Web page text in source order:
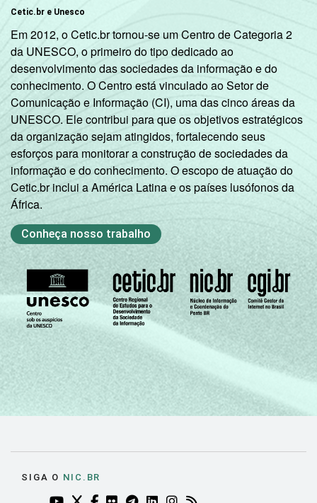
Condição
atividade
Não PEA 40 70
Fonte: CGI.br/NIC.br, Centro Regional de
Estudos para o Desenvolvimento da
Sociedade da Informação (Cetic.br),
Pesquisa sobre o Uso das Tecnologias de
Informação e Comunicação nos domicílios
brasileiros - TIC Domicílios 2018.
Cetic.br e Unesco
Em 2012, o Cetic.br tornou-se um Centro de Categoria 2
da UNESCO, o primeiro do tipo dedicado ao
desenvolvimento das sociedades da informação e do
conhecimento. O Centro está vinculado ao Setor de
Comunicação e Informação (CI), uma das cinco áreas da
UNESCO. Ele contribui para que os objetivos estratégicos
da organização sejam atingidos, fortalecendo seus
esforços para monitorar a construção de sociedades da
informação e do conhecimento. O escopo de atuação do
Cetic.br inclui a América Latina e os países lusófonos da
África.
Conheça nosso trabalho
SIGA O NIC.BR